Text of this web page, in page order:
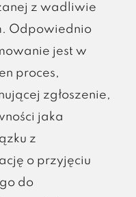
z wadliwie
Odpowiednio
jest w
proces,
zgłoszenie,
jaka
z
o przyjęciu
do